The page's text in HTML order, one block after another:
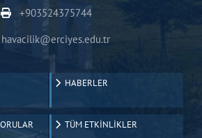
+903524375744
havacilik@erciyes.edu.tr
HABERLER
TÜM ETKİNLİKLER